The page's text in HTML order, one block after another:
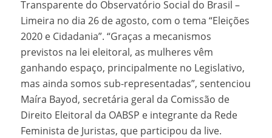
Transparente do Observatório Social do Brasil –
Limeira no dia 26 de agosto, com o tema “Eleições
2020 e Cidadania”. “Graças a mecanismos
previstos na lei eleitoral, as mulheres vêm
ganhando espaço, principalmente no Legislativo,
mas ainda somos sub-representadas”, sentenciou
Maíra Bayod, secretária geral da Comissão de
Direito Eleitoral da OABSP e integrante da Rede
Feminista de Juristas, que participou da live.